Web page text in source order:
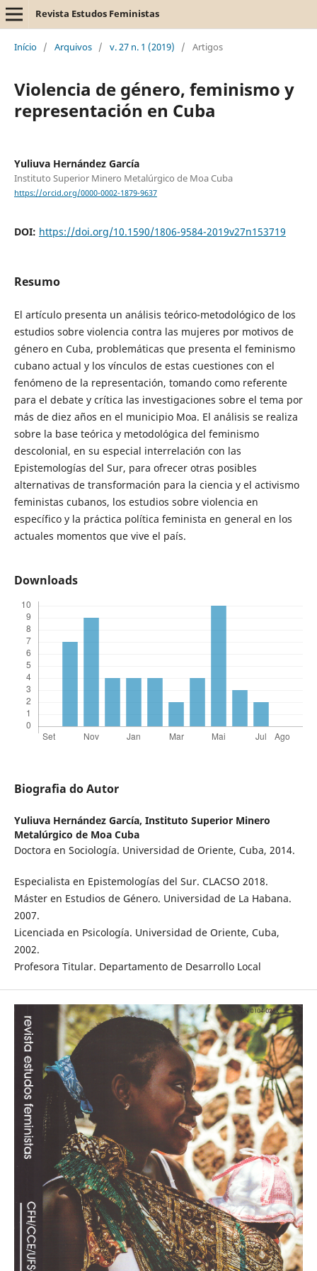
Revista Estudos Feministas
Início / Arquivos / v. 27 n. 1 (2019) / Artigos
Violencia de género, feminismo y
representación en Cuba
Yuliuva Hernández García
Instituto Superior Minero Metalúrgico de Moa Cuba
https://orcid.org/0000-0002-1879-9637
DOI: https://doi.org/10.1590/1806-9584-2019v27n153719
Resumo
El artículo presenta un análisis teórico-metodológico de los
estudios sobre violencia contra las mujeres por motivos de
género en Cuba, problemáticas que presenta el feminismo
cubano actual y los vínculos de estas cuestiones con el
fenómeno de la representación, tomando como referente
para el debate y crítica las investigaciones sobre el tema por
más de diez años en el municipio Moa. El análisis se realiza
sobre la base teórica y metodológica del feminismo
descolonial, en su especial interrelación con las
Epistemologías del Sur, para ofrecer otras posibles
alternativas de transformación para la ciencia y el activismo
feministas cubanos, los estudios sobre violencia en
específico y la práctica política feminista en general en los
actuales momentos que vive el país.
Downloads
Biografia do Autor
Yuliuva Hernández García, Instituto Superior Minero
Metalúrgico de Moa Cuba
Doctora en Sociología. Universidad de Oriente, Cuba, 2014.
Especialista en Epistemologías del Sur. CLACSO 2018.
Máster en Estudios de Género. Universidad de La Habana.
2007.
Licenciada en Psicología. Universidad de Oriente, Cuba,
2002.
Profesora Titular. Departamento de Desarrollo Local